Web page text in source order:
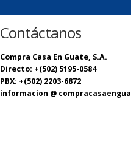
Contáctanos
Compra Casa En Guate, S.A.
Directo: +(502) 5195-0584
PBX: +(502) 2203-6872
informacion @